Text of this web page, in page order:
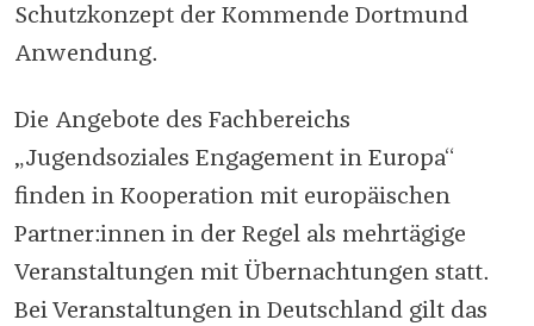
Schutzkonzept der Kommende Dortmund
Anwendung.
Die Angebote des Fachbereichs
„Jugendsoziales Engagement in Europa“
finden in Kooperation mit europäischen
Partner:innen in der Regel als mehrtägige
Veranstaltungen mit Übernachtungen statt.
Bei Veranstaltungen in Deutschland gilt das